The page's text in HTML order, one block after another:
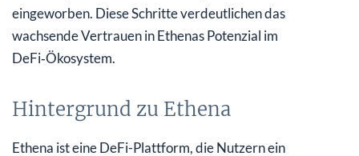
eingeworben. Diese Schritte verdeutlichen das
wachsende Vertrauen in Ethenas Potenzial im
DeFi‑Ökosystem.
Hintergrund zu Ethena
Ethena ist eine DeFi-Plattform, die Nutzern ein